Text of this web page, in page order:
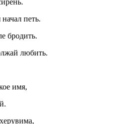
петь.
бродить.
любить.
имя,